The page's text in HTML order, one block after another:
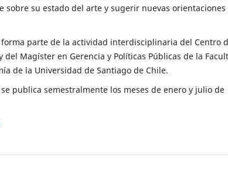
sobre su estado del arte y sugerir nuevas orientaciones
forma parte de la actividad interdisciplinaria del Centro
del Magíster en Gerencia y Políticas Públicas de la
de la Universidad de Santiago de Chile.
publica semestralmente los meses de enero y julio de